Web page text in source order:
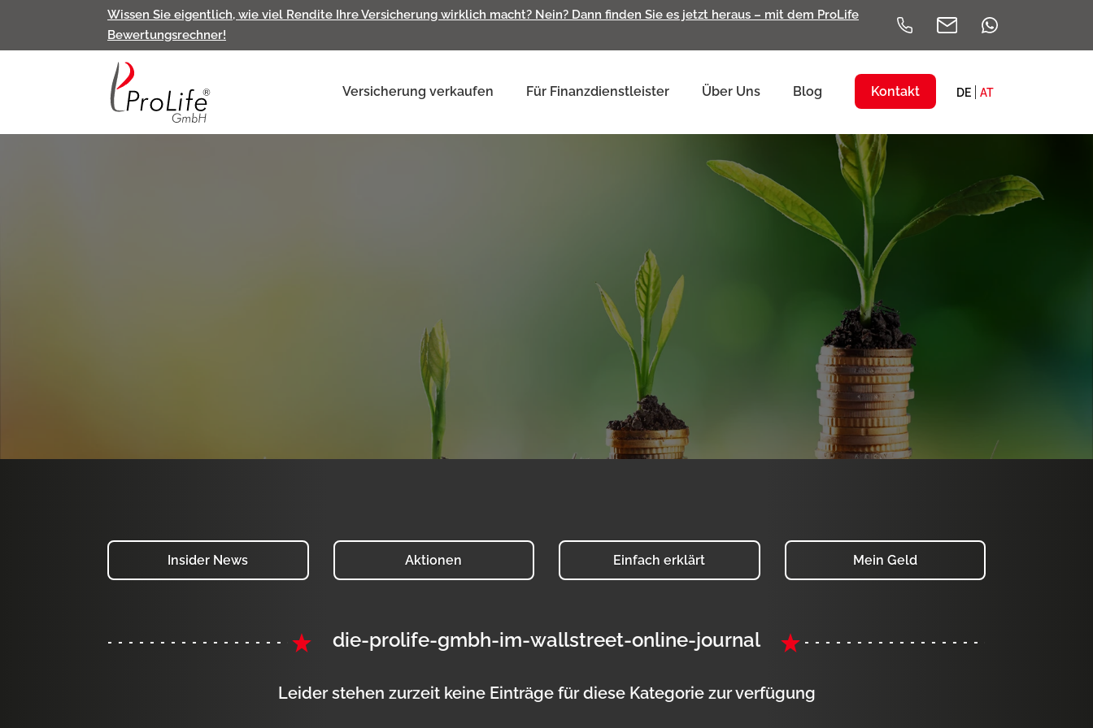
Wissen Sie eigentlich, wie viel Rendite Ihre Versicherung wirklich macht? Nein? Dann finden Sie es jetzt heraus – mit dem ProLife
Bewertungsrechner!
Versicherung verkaufen Für Finanzdienstleister Über Uns Blog Kontakt DE AT
Insider News Aktionen Einfach erklärt Mein Geld
die-prolife-gmbh-im-wallstreet-online-journal
Leider stehen zurzeit keine Einträge für diese Kategorie zur verfügung